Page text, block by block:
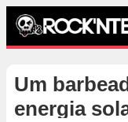
Um
energia